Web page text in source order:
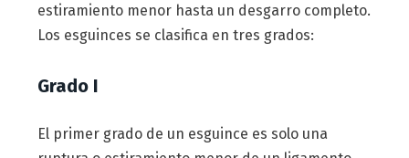
estiramiento menor hasta un desgarro completo.
Los esguinces se clasifica en tres grados:
Grado I
El primer grado de un esguince es solo una